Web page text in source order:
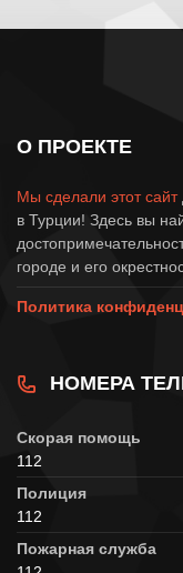
О ПРОЕКТЕ
Мы сделали этот сайт
в Турции! Здесь вы
городе и его
Политика
НОМЕРА
Скорая помощь
112
Полиция
112
Пожарная служба